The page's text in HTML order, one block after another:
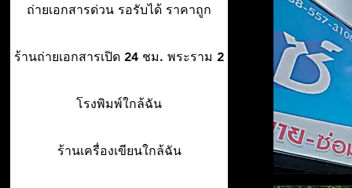
ถ่ายเอกสารด่วน รอรับได้ ราคาถูก
ร้านถ่ายเอกสารเปิด 24 ชม. พระราม 2
โรงพิมพ์ใกล้ฉัน
ร้านเครื่องเขียนใกล้ฉัน